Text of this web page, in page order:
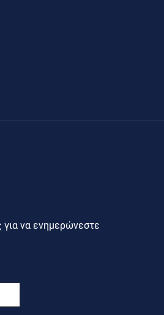
για να ενημερώνεστε